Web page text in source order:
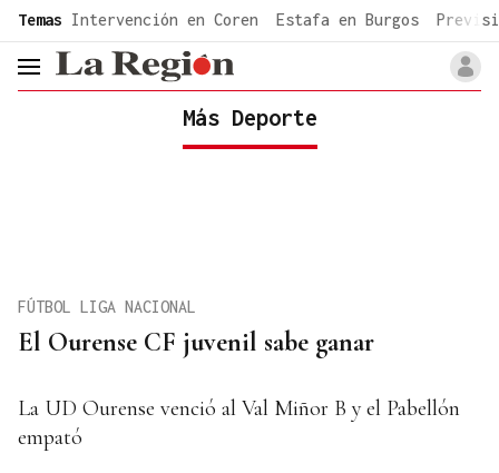
common.go-to-content
Temas Intervención en Coren Estafa en Burgos
header.menu.open
Más Deporte
El Ourense CF juvenil sabe ganar
FÚTBOL LIGA NACIONAL
La UD Ourense venció al Val Miñor B y el Pabellón
empató